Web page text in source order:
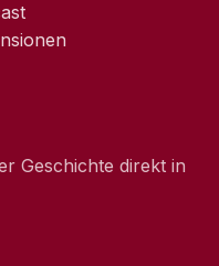
Geschichte direkt in